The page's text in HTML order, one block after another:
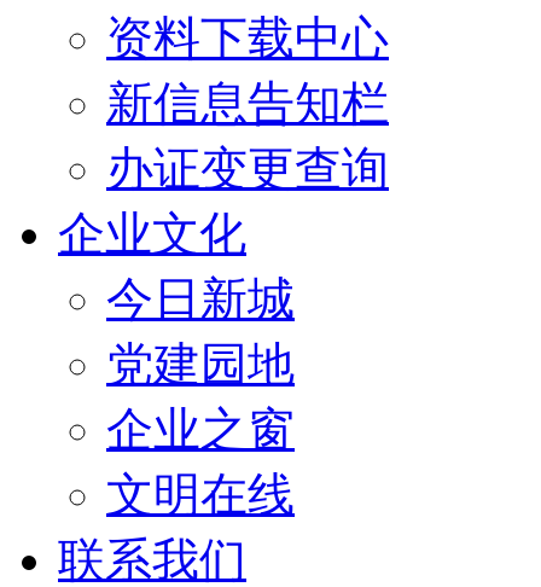
资料下载中心
新信息告知栏
办证变更查询
企业文化
今日新城
党建园地
企业之窗
文明在线
联系我们